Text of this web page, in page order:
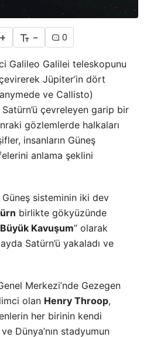
+ - 0
Galileo Galilei teleskopunu
Jüpiter’in dört
ve Callisto)
çevreleyen garip bir
gözlemlerde halkaları
insanların Güneş
anlama şeklini
Güneş sisteminin iki dev
birlikte gökyüzünde
Büyük Kavuşum” olarak
Satürn’ü yakaladı ve
Merkezi’nde Gezegen
olan Henry Throop,
her birinin kendi
Dünya’nın stadyumun